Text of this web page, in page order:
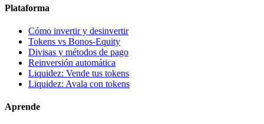
Plataforma
Cómo invertir y desinvertir
Tokens vs Bonos-Equity
Divisas y métodos de pago
Reinversión automática
Liquidez: Vende tus tokens
Liquidez: Avala con tokens
Aprende